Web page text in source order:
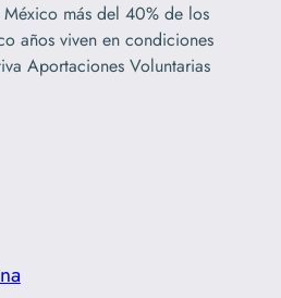
más del 40% de los
años viven en condiciones
Aportaciones Voluntarias